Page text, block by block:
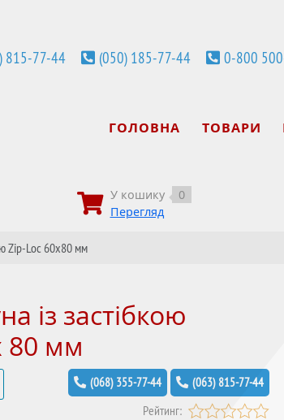
815-77-44 (050) 185-77-44 0-800
ГОЛОВНА ТОВАРИ
У кошику
0
Перегляд
Zip-Loc 60х80 мм
із застібкою
80 мм
(068) 355-77-44 (063) 815-77-44
Рейтинг: